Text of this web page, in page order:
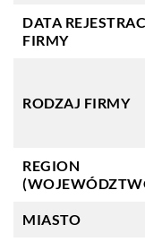
DATA
FIRMY
RODZAJ FIRMY
REGION
MIASTO